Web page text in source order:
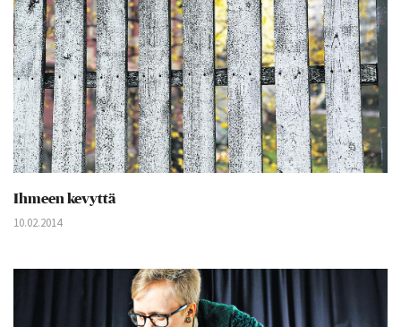
Ihmeen kevyttä
10.02.2014